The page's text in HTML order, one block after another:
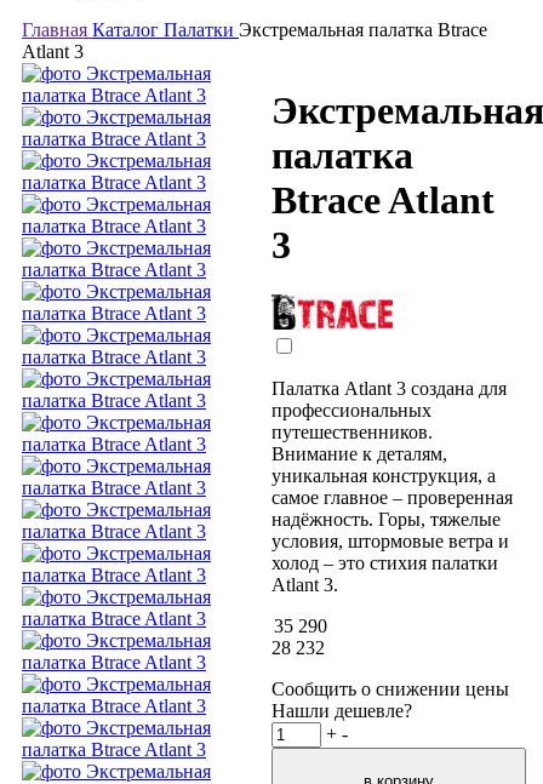
Главная Каталог Палатки Экстремальная палатка Btrace
Atlant 3
Экстремальная
палатка
Btrace Atlant
3
Палатка Atlant 3 создана для
профессиональных
путешественников.
Внимание к деталям,
уникальная конструкция, а
самое главное – проверенная
надёжность. Горы, тяжелые
условия, штормовые ветра и
холод – это стихия палатки
Atlant 3.
35 290
28 232
Сообщить о снижении цены
Нашли дешевле?
+ -